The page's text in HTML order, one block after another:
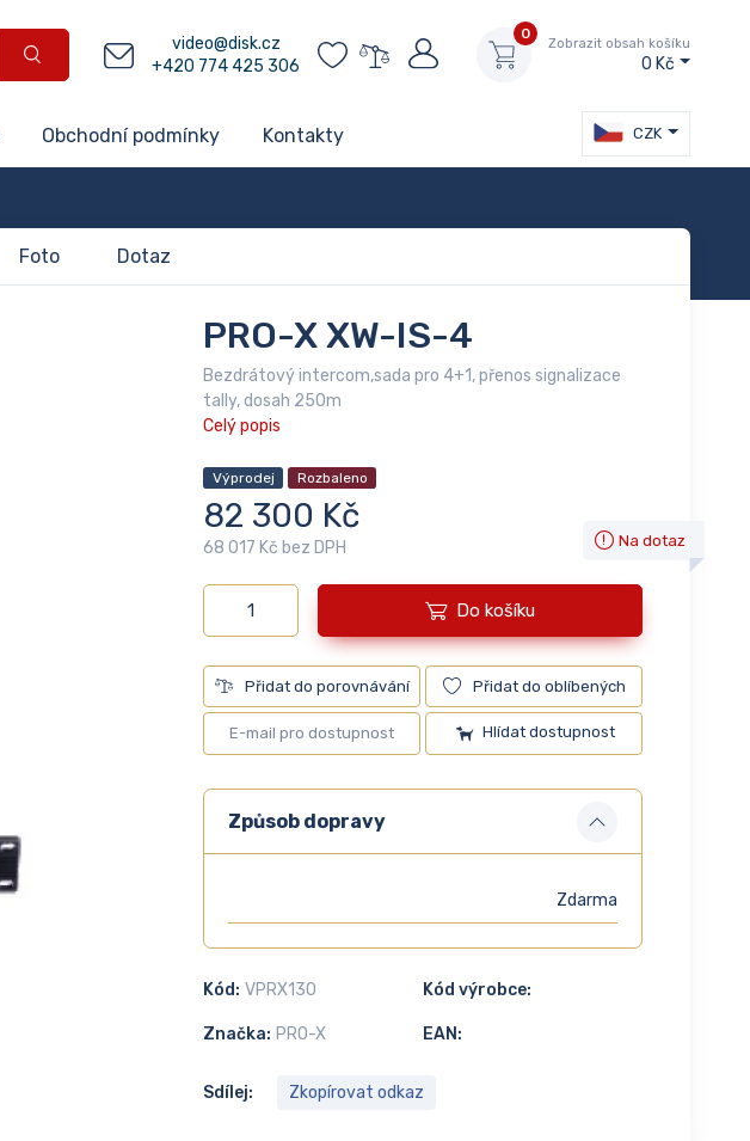
video@disk.cz
+420 774 425 306
0
Zobrazit obsah košíku
0 Kč
Obchodní podmínky Kontakty CZK
Foto Dotaz
PRO-X XW-IS-4
Bezdrátový intercom,sada pro 4+1, přenos signalizace
tally, dosah 250m
Celý popis
Výprodej Rozbaleno
82 300 Kč
68 017 Kč bez DPH Na dotaz
Do košíku
Přidat do porovnávání Přidat do oblíbených
Hlídat dostupnost
Způsob dopravy
Zdarma
Kód: VPRX130 Kód výrobce:
EAN:
Značka: PRO-X
Sdílej: Zkopírovat odkaz